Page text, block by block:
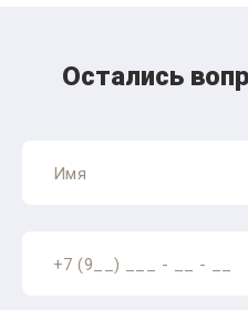
Остались